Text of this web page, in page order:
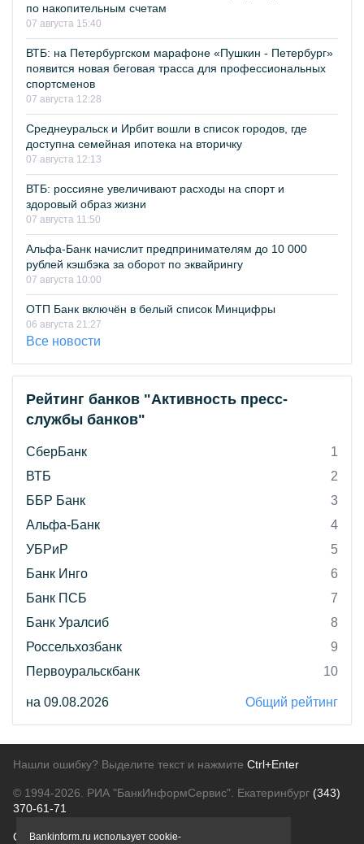
по накопительным счетам
07 августа 15:40
ВТБ: на Петербургском марафоне «Пушкин - Петербург»
появится новая беговая трасса для профессиональных
спортсменов
07 августа 12:28
Среднеуральск и Ирбит вошли в список городов, где
доступна семейная ипотека на вторичку
07 августа 12:13
ВТБ: россияне увеличивают расходы на спорт и
здоровый образ жизни
07 августа 11:50
Альфа-Банк начислит предпринимателям до 10 000
рублей кэшбэка за оборот по эквайрингу
07 августа 10:00
ОТП Банк включён в белый список Минцифры
06 августа 21:27
Все новости
Рейтинг банков "Активность пресс-
службы банков"
СберБанк
1
ВТБ
2
ББР Банк
3
Альфа-Банк
4
УБРиР
5
Банк Инго
6
Банк ПСБ
7
Банк Уралсиб
8
Россельхозбанк
9
Первоуральскбанк
10
на 09.08.2026 Общий рейтинг
Нашли ошибку? Выделите текст и нажмите Ctrl+Enter
© 1994-2026. РИА "БанкИнформСервис". Екатеринбург (343)
370-61-71
О проектеПолитика конфиденциальности
Bankinform.ru использует cookie-